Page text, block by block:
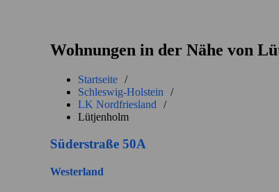
Wohnungen in der Nähe von
Startseite /
Schleswig-Holstein
/
LK Nordfriesland
/
Lütjenholm
Süderstraße 50A
Westerland